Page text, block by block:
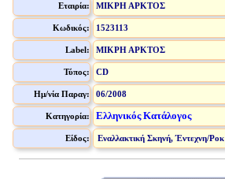
Εταιρία: ΜΙΚΡΗ ΑΡΚΤΟΣ
Κωδικός: 1523113
Label: ΜΙΚΡΗ ΑΡΚΤΟΣ
Τύπος: CD
Ημ/νία Παραγ: 06/2008
Κατηγορία: Ελληνικός Κατάλογος
Είδος: Εναλλακτική Σκηνή, Έντεχνη/Ροκ